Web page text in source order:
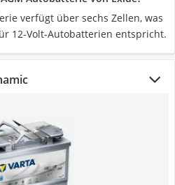
verfügt über sechs Zellen, was
12-Volt-Autobatterien entspricht.